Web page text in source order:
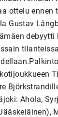
ottelu ennen
Gustav
debyytti
Ahola,